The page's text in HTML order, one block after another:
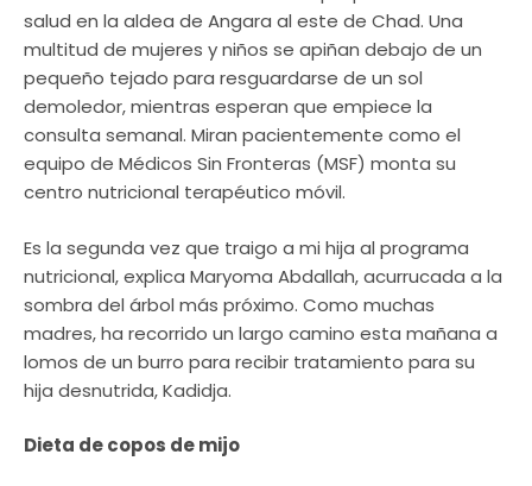
salud en la aldea de Angara al este de Chad. Una
multitud de mujeres y niños se apiñan debajo de un
pequeño tejado para resguardarse de un sol
demoledor, mientras esperan que empiece la
consulta semanal. Miran pacientemente como el
equipo de Médicos Sin Fronteras (MSF) monta su
centro nutricional terapéutico móvil.
Es la segunda vez que traigo a mi hija al programa
nutricional, explica Maryoma Abdallah, acurrucada a la
sombra del árbol más próximo. Como muchas
madres, ha recorrido un largo camino esta mañana a
lomos de un burro para recibir tratamiento para su
hija desnutrida, Kadidja.
Dieta de copos de mijo